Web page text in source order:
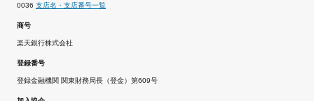
0036 支店名・支店番号一覧
商号
楽天銀行株式会社
登録番号
登録金融機関 関東財務局長（登金）第609号